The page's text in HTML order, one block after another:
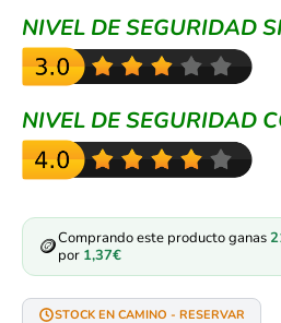
NIVEL DE SEGURIDAD
NIVEL DE SEGURIDAD
🪙Comprando este producto ganas
por 1,37€
STOCK EN CAMINO - RESERVAR